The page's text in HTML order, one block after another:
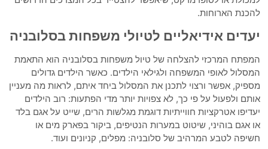
להכנת הארוחות.
יעדים אידיאליים לטיולי משפחות בסלובניה
המפתח המרכזי להצלחה של טיול משפחות בסלובניה הוא התאמת
המסלול לאופי המשפחה ולגילאי הילדים. כאשר הילדים גדולים
מספיק, אפשר ורצוי לתכנן את המסלול ביחד איתם, לראות מה מעניין
אותם ולפעול על פי כך, לא צפויות יותר מדי הפתעות: רוב הילדים
יעדיפו אטרקציות חווייתיות דוגמת מגלשות הרים, שייט על אגם בלד
או אגם בוהיני, שיטוט במערות הנטיפים, ביקור בפארק מים או
חשיפה לטבע המרהיב של סלובניה: מפלים, קניונים ועוד.